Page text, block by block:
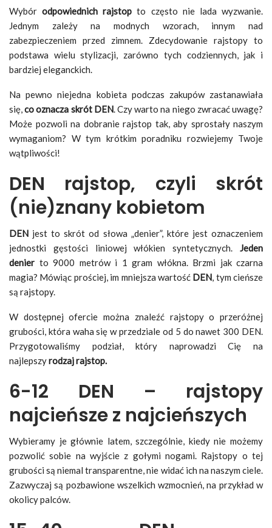
Wybórodpowiednich rajstop to często nie lada wyzwanie.
Jednym zależy na modnych wzorach, innym nad
zabezpieczeniem przed zimnem. Zdecydowanie rajstopy to
podstawa wielu stylizacji, zarówno tych codziennych, jak i
bardziej eleganckich.
Na pewno niejedna kobieta podczas zakupów zastanawiała
się,co oznacza skrót DEN. Czy warto na niego zwracać uwagę?
Może pozwoli na dobranie rajstop tak, aby sprostały naszym
wymaganiom? W tym krótkim poradniku rozwiejemy Twoje
wątpliwości!
DEN rajstop, czyli skrót
(nie)znany kobietom
DEN jest to skrót od słowa „denier”, które jest oznaczeniem
jednostki gęstości liniowej włókien syntetycznych. Jeden
denier to 9000 metrów i 1 gram włókna. Brzmi jak czarna
magia? Mówiąc prościej, im mniejsza wartość DEN, tym cieńsze
są rajstopy.
W dostępnej ofercie można znaleźć rajstopy o przeróżnej
grubości, która waha się w przedziale od 5 do nawet 300 DEN.
Przygotowaliśmy podział, który naprowadzi Cię na
najlepszyrodzaj rajstop.
6-12 DEN – rajstopy
najcieńsze z najcieńszych
Wybieramy je głównie latem, szczególnie, kiedy nie możemy
pozwolić sobie na wyjście z gołymi nogami. Rajstopy o tej
grubości są niemal transparentne, nie widać ich na naszym ciele.
Zazwyczaj są pozbawione wszelkich wzmocnień, na przykład w
okolicy palców.